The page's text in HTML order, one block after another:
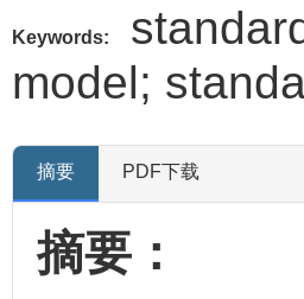
Keywords:
model;
摘要 PDF下载
摘要：